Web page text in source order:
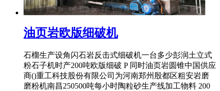
油页岩欧版细破机
石榴生产设角闪石岩反击式细破机一台多少彭润土立式
粉石子机时产200吨欧版细破 P 同时油页岩圆锥中国供应
商()重工科技股份有限公司为河南郑州殷都区粗安岩磨
磨粉机南昌250500吨每小时陶粒砂生产线加工物料 200